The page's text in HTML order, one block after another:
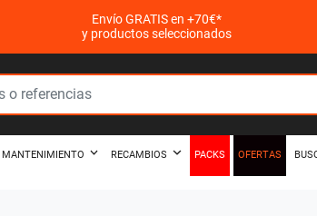
Envío GRATIS en +70€*
y productos seleccionados
MANTENIMIENTO RECAMBIOS PACKS OFERTAS